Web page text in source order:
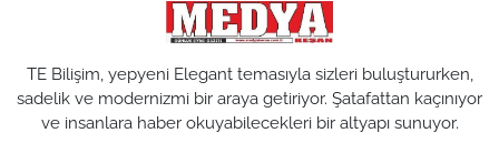
TE Bilişim, yepyeni Elegant temasıyla sizleri buluştururken,
sadelik ve modernizmi bir araya getiriyor. Şatafattan kaçınıyor
ve insanlara haber okuyabilecekleri bir altyapı sunuyor.